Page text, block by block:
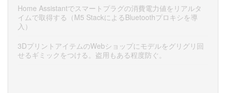
Home Assistantでスマートプラグの消費電力値をリアルタ
イムで取得する（M5 StackによるBluetoothプロキシを導
入）
3DプリントアイテムのWebショップにモデルをグリグリ回
せるギミックをつける。盗用もある程度防ぐ。